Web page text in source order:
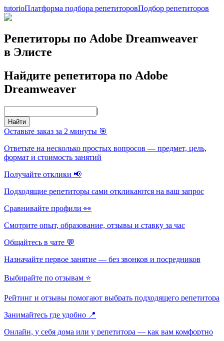
tutorioПлатформа подбора репетиторовПодбор репетиторов
Репетиторы по Adobe Dreamweaver
в Элисте
Найдите репетитора по Adobe
Dreamweaver
|
Найти
Оставьте заказ за 2 минуты 🎯
Ответьте на несколько простых вопросов — предмет, цель,
формат и стоимость занятий
Получайте отклики 📢
Подходящие репетиторы сами откликаются на ваш запрос
Сравнивайте профили 👀
Смотрите опыт, образование, отзывы и ставку за час
Общайтесь в чате 💬
Назначайте первое занятие — без звонков и посредников
Выбирайте по отзывам ⭐
Рейтинг и отзывы помогают выбрать подходящего репетитора
Занимайтесь где удобно 📍
Онлайн, у себя дома или у репетитора — как вам комфортно